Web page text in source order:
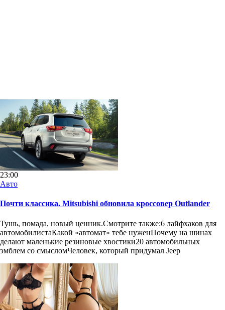
23:00
Авто
Почти классика. Mitsubishi обновила кроссовер Outlander
Тушь, помада, новый ценник.Смотрите также:6 лайфхаков для
автомобилистаКакой «автомат» тебе нуженПочему на шинах
делают маленькие резиновые хвостики20 автомобильных
эмблем со смысломЧеловек, который придумал Jeep